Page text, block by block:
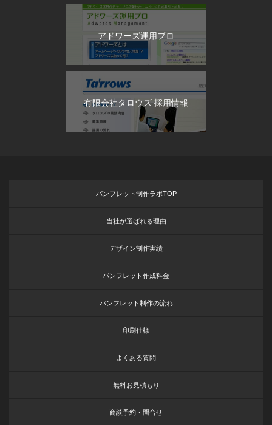
アドワーズ運用プロ
有限会社タロウズ 採用情報
パンフレット制作ラボTOP
当社が選ばれる理由
デザイン制作実績
パンフレット作成料金
パンフレット制作の流れ
印刷仕様
よくある質問
無料お見積もり
商談予約・問合せ